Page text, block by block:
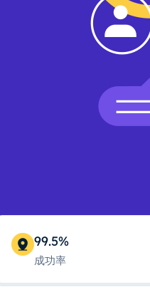
99.5%
成功率